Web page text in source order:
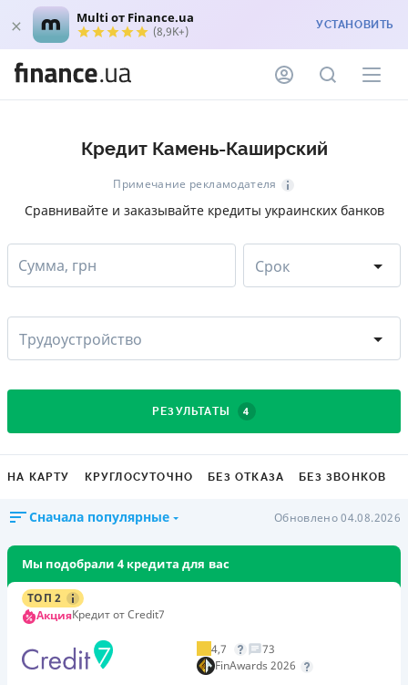
Multi от Finance.ua
(8,9K+) УСТАНОВИТЬ
Кредит Камень-Каширский
Примечание рекламодателя
Сравнивайте и заказывайте кредиты украинских банков
Сумма, грн Срок
Трудоустройство
РЕЗУЛЬТАТЫ 4
НА КАРТУ КРУГЛОСУТОЧНО БЕЗ ОТКАЗА БЕЗ ЗВОНКОВ
Сначала популярные Обновлено 04.08.2026
Мы подобрали 4 кредита для вас
ТОП 2
АкцияКредит от Credit7
4,7
73
FinAwards 2026